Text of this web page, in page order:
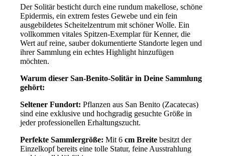
Der Solitär besticht durch eine rundum makellose, schöne
Epidermis, ein extrem festes Gewebe und ein fein
ausgebildetes Scheitelzentrum mit schöner Wolle. Ein
vollkommen vitales Spitzen-Exemplar für Kenner, die
Wert auf reine, sauber dokumentierte Standorte legen und
ihrer Sammlung ein echtes Highlight hinzufügen
möchten.
Warum dieser San-Benito-Solitär in Deine Sammlung
gehört:
Seltener Fundort: Pflanzen aus San Benito (Zacatecas)
sind eine exklusive und hochgradig gesuchte Größe in
jeder professionellen Erhaltungszucht.
Perfekte Sammlergröße: Mit 6 cm Breite besitzt der
Einzelkopf bereits eine tolle Statur, feine Ausstrahlung